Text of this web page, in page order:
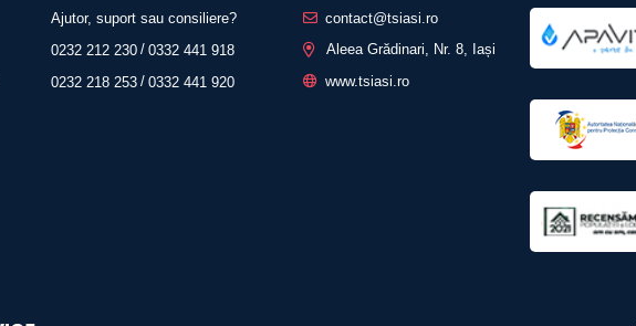
Ajutor, suport sau consiliere?
0232 212 230 / 0332 441 918
0232 218 253 / 0332 441 920
contact@tsiasi.ro
Aleea Grădinari, Nr. 8, Iași
www.tsiasi.ro